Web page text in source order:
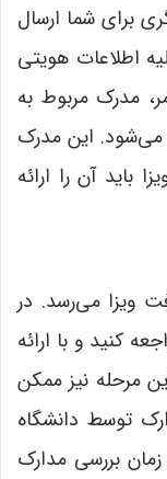
برای شما ارسال
اطلاعات هویتی
مدرک مربوط به
می‌شود. این مدرک
باید آن را ارائه
ویزا می‌رسد. در
کنید و با ارائه
مرحله نیز ممکن
توسط دانشگاه
بررسی مدارک